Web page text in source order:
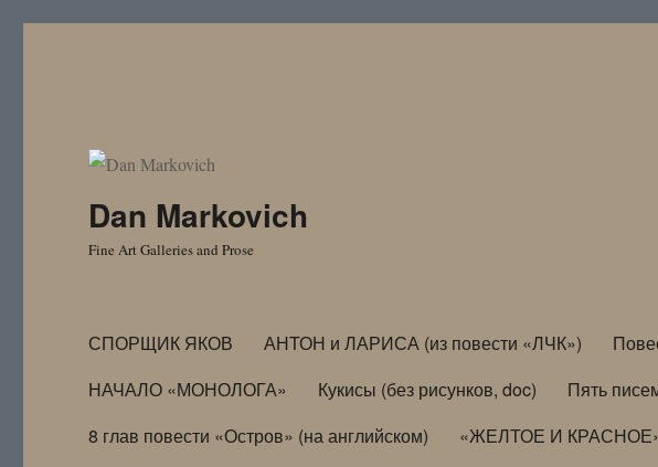
Dan Markovich
Fine Art Galleries and Prose
СПОРЩИК ЯКОВ АНТОН и ЛАРИСА (из повести «ЛЧК»)
НАЧАЛО «МОНОЛОГА»
Кукисы (без рисунков, doc) Пять
8 глав повести «Остров» (на английском)
«ЖЕЛТОЕ И КРАСНОЕ»